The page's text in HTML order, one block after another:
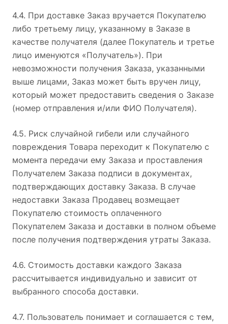
4.4. При доставке Заказ вручается Покупателю
либо третьему лицу, указанному в Заказе в
качестве получателя (далее Покупатель и третье
лицо именуются «Получатель»). При
невозможности получения Заказа, указанными
выше лицами, Заказ может быть вручен лицу,
который может предоставить сведения о Заказе
(номер отправления и/или ФИО Получателя).
4.5. Риск случайной гибели или случайного
повреждения Товара переходит к Покупателю с
момента передачи ему Заказа и проставления
Получателем Заказа подписи в документах,
подтверждающих доставку Заказа. В случае
недоставки Заказа Продавец возмещает
Покупателю стоимость оплаченного
Покупателем Заказа и доставки в полном объеме
после получения подтверждения утраты Заказа.
4.6. Стоимость доставки каждого Заказа
рассчитывается индивидуально и зависит от
выбранного способа доставки.
4.7. Пользователь понимает и соглашается с тем,